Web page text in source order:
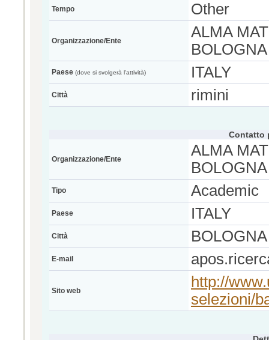
Tempo Other
Organizzazione/Ente
ALMA
BOLOGNA
Paese (dove si svolgerà l'attività) ITALY
Città rimini
Contatto
Organizzazione/Ente
ALMA
BOLOGNA
Tipo Academic
Paese ITALY
Città BOLOGNA
E-mail
Sito web
http://
selezioni/